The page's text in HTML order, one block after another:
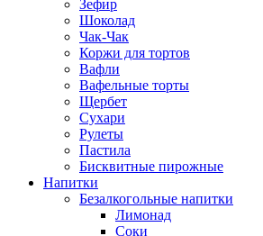
Зефир
Шоколад
Чак-Чак
Коржи для тортов
Вафли
Вафельные торты
Щербет
Сухари
Рулеты
Пастила
Бисквитные пирожные
Напитки
Безалкогольные напитки
Лимонад
Соки